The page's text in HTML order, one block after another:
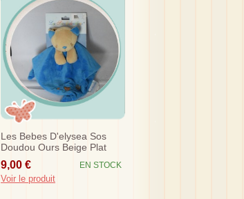
Les Bebes D'elysea Sos
Doudou Ours Beige Plat
Bleu Love
9,00 € EN STOCK
Voir le produit